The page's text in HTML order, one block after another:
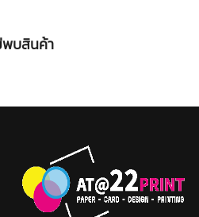
พบสินค้า